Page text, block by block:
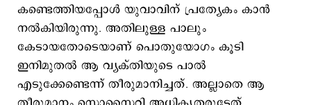
കണ്ടെത്തിയപ്പോൾ യുവാവിന് പ്രത്യേകം കാൻ
നൽകിയിരുന്നു. അതിലുള്ള പാലും
കേടായതോടെയാണ് പൊതുയോഗം കൂടി
ഇനിമുതൽ ആ വ്യക്തിയുടെ പാൽ
എടുക്കേണ്ടെന്ന് തീരുമാനിച്ചത്. അല്ലാതെ ആ